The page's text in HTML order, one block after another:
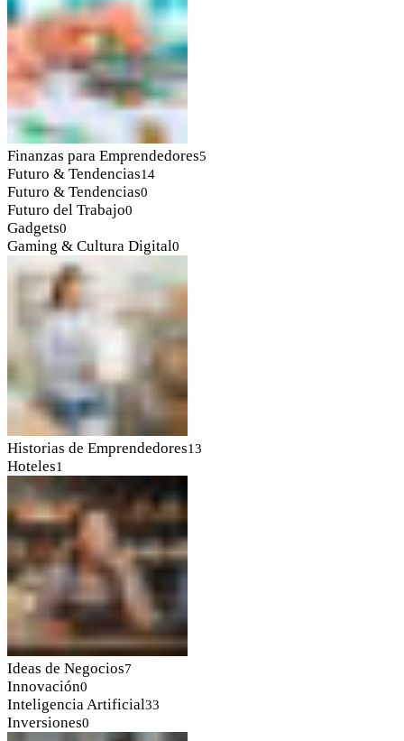
Finanzas para Emprendedores5
Futuro & Tendencias14
Futuro & Tendencias0
Futuro del Trabajo0
Gadgets0
Gaming & Cultura Digital0
Historias de Emprendedores13
Hoteles1
Ideas de Negocios7
Innovación0
Inteligencia Artificial33
Inversiones0